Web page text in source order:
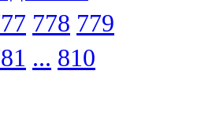
778 779
... 810